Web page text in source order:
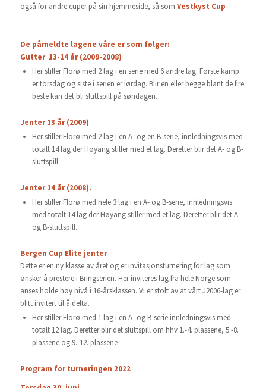
også for andre cuper på sin hjemmeside, så som Vestkyst Cup
De påmeldte lagene våre er som følger:
Gutter 13-14 år (2009-2008)
Her stiller Florø med 2 lag i en serie med 6 andre lag. Første kamp
er torsdag og siste i serien er lørdag. Blir en eller begge blant de fire
beste kan det bli sluttspill på søndagen.
Jenter 13 år (2009)
Her stiller Florø med 2 lag i en A- og en B-serie, innledningsvis med
totalt 14 lag der Høyang stiller med et lag. Deretter blir det A- og B-
sluttspill.
Jenter 14 år (2008).
Her stiller Florø med hele 3 lag i en A- og B-serie, innledningsvis
med totalt 14 lag der Høyang stiller med et lag. Deretter blir det A-
og B-sluttspill.
Bergen Cup Elite jenter
Dette er en ny klasse av året og er invitasjonsturnering for lag som
ønsker å prestere i Bringserien. Her inviteres lag fra hele Norge som
anses holde høy nivå i 16-årsklassen. Vi er stolt av at vårt J2006-lag er
blitt invitert til å delta.
Her stiller Florø med 1 lag i en A- og B-serie innledningsvis med
totalt 12 lag. Deretter blir det sluttspill om hhv 1.-4. plassene, 5.-8.
plassene og 9.-12. plassene
Program for turneringen 2022